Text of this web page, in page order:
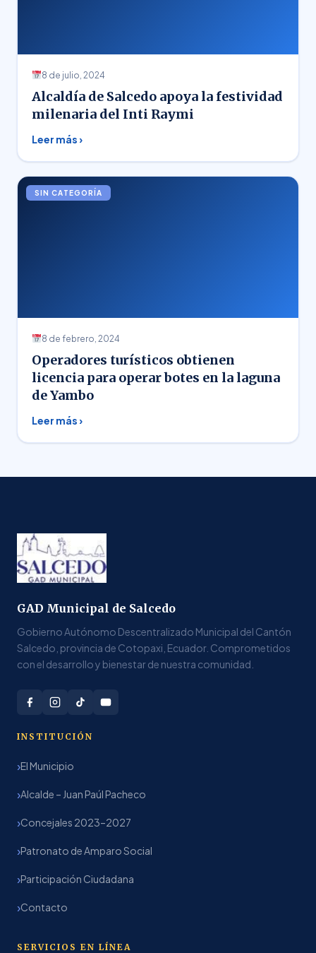
8 de julio, 2024
Alcaldía de Salcedo apoya la festividad
milenaria del Inti Raymi
Leer más ›
SIN CATEGORÍA
8 de febrero, 2024
Operadores turísticos obtienen
licencia para operar botes en la laguna
de Yambo
Leer más ›
GAD Municipal de Salcedo
Gobierno Autónomo Descentralizado Municipal del Cantón
Salcedo, provincia de Cotopaxi, Ecuador. Comprometidos
con el desarrollo y bienestar de nuestra comunidad.
INSTITUCIÓN
El Municipio
Alcalde – Juan Paúl Pacheco
Concejales 2023–2027
Patronato de Amparo Social
Participación Ciudadana
Contacto
SERVICIOS EN LÍNEA